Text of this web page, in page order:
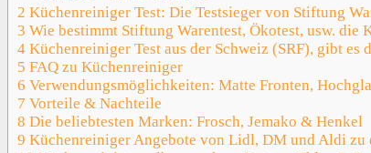
2 Küchenreiniger Test: Die Testsieger von Stiftung
3 Wie bestimmt Stiftung Warentest, Ökotest, usw. die
4 Küchenreiniger Test aus der Schweiz (SRF), gibt es
5 FAQ zu Küchenreiniger
6 Verwendungsmöglichkeiten: Matte Fronten,
7 Vorteile & Nachteile
8 Die beliebtesten Marken: Frosch, Jemako & Henkel
9 Küchenreiniger Angebote von Lidl, DM und Aldi zu